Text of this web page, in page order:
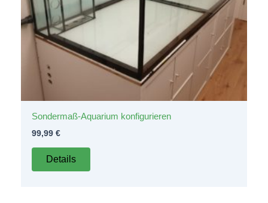
Sondermaß-Aquarium konfigurieren
99,99 €
Details